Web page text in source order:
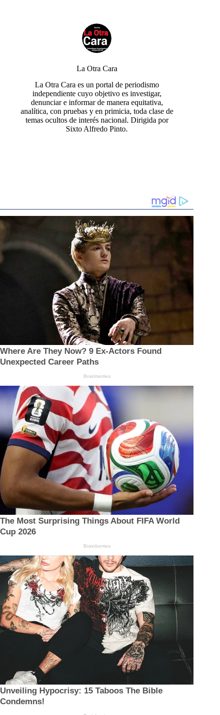
La Otra Cara
La Otra Cara es un portal de periodismo
independiente cuyo objetivo es investigar,
denunciar e informar de manera equitativa,
analítica, con pruebas y en primicia, toda clase de
temas ocultos de interés nacional. Dirigida por
Sixto Alfredo Pinto.